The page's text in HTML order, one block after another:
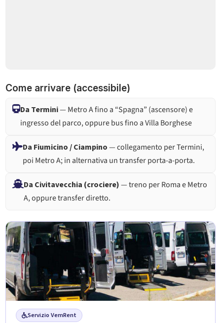
Come arrivare (accessibile)
Da Termini— Metro A fino a “Spagna” (ascensore) e
ingresso del parco, oppure bus fino a Villa Borghese
Da Fiumicino / Ciampino— collegamento per Termini,
poi Metro A; in alternativa un transfer porta-a-porta.
Da Civitavecchia (crociere)— treno per Roma e Metro
A, oppure transfer diretto.
Servizio VemRent